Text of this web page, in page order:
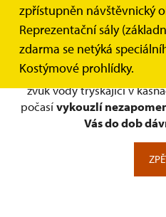
zpřístupněn návštěvnický
Reprezentační sály
zdarma se netýká
Kostýmové prohlídky.
30 minutovou procházku
zámkurepliky historických
a romantismu
, a to v rámci
-kostýmových prohlídek
milotického zámku, vůně
zvuk vody tryskající v
počasívykouzlí
Vás do dob